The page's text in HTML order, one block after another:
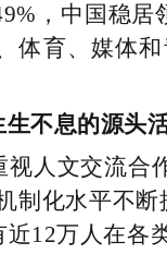
，中国稳
体育、媒体
生不息的源头
人文交流合
制化水平不
12万人在各